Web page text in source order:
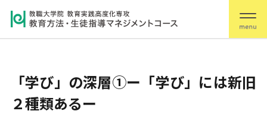
「学び」の深層①ー「学び」には新旧
２種類あるー